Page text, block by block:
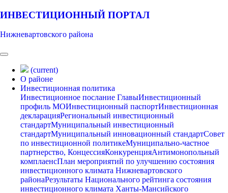
ИНВЕСТИЦИОННЫЙ ПОРТАЛ
Нижневартовского района
(current)
О районе
Инвестиционная политика
Инвестиционное послание ГлавыИнвестиционный
профиль МОИнвестиционный паспортИнвестиционная
декларацияРегиональный инвестиционный
стандартМуниципальный инвестиционный
стандартМуниципальный инновационный стандартСовет
по инвестиционной политикеМуниципально-частное
партнерство, КонцессияКонкуренцияАнтимонопольный
комплаенсПлан мероприятий по улучшению состояния
инвестиционного климата Нижневартовского
районаРезультаты Национального рейтинга состояния
инвестиционного климата Ханты-Мансийского